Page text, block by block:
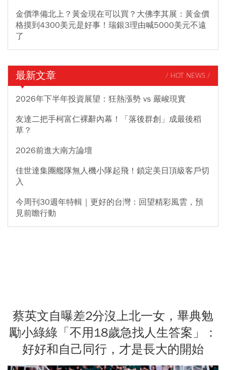
金價準備北上？黃金現在可以買？大佛李其展：黃金價
格摸到4300美元是好事！瑞銀3理由喊5000美元不遠
了
最新文章 / HOT NEWS /
2026年下半年投資展望：狂熱漲勢 vs 嚴峻現實
友達二把手柯富仁裸辭內幕！「落後群創」成最後稻
草？
2026前進大南方論壇
佳世達集團艦隊無人機小隊起飛！鎖定美日頂級客戶切
入
今周刊30週年特輯｜更好的台灣：回望精彩風雲，預
見前瞻行動
蔡英文自曝差2分沒上北一女，畢典勉
勵小綠綠「不用18歲急找人生答案」：
好好和自己同行，才是長大的開始